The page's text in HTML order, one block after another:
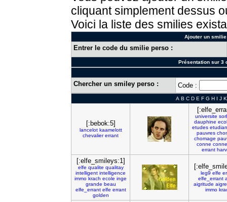
cliquant simplement dessus
Voici la liste des smilies
Ajouter un
Entrer le code du smilie perso :
Présentation sur 3
Chercher un smiley perso : Code :
A B C D E F G H I J K
[:bebok:5]
lancelot kaamelott
chevalier errant
universite
dauphine
etudes
pauvres
chomage
conne
errant
[:elfe_smileys:1]
elfe qualite qualitay
intelligent intelligence
immo krach ecole inge
grande beau
elfe_errant elfe errant
golden
leg9 elfe
elfe_errant
aigritude
immo